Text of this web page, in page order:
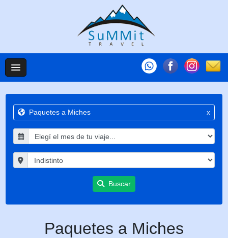
Paquetes a Miches x
Buscar
Paquetes a Miches